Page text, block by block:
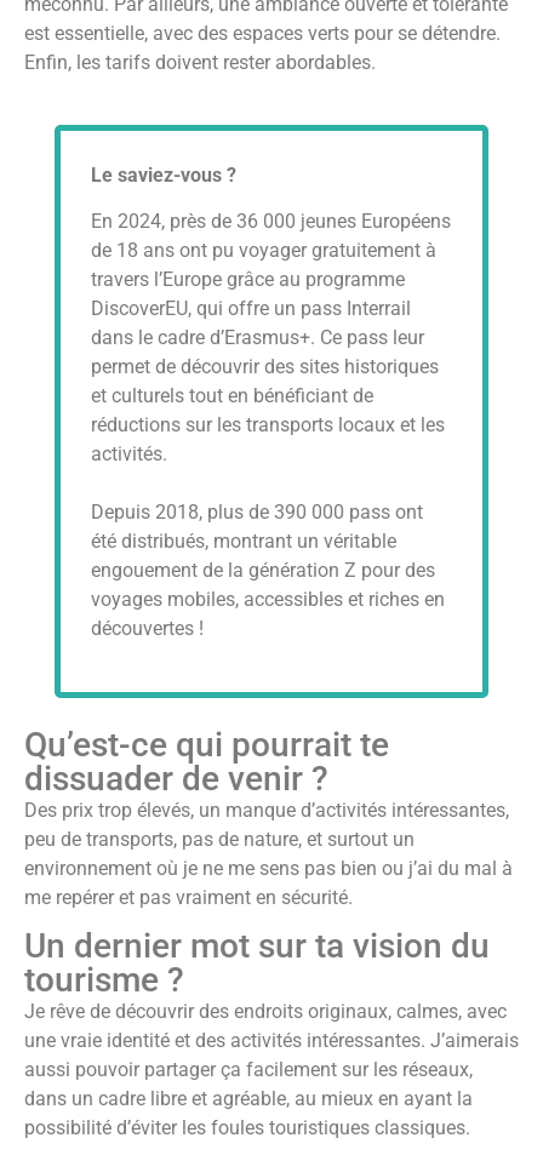
est essentielle, avec des espaces verts pour se détendre.
Enfin, les tarifs doivent rester abordables.
Le saviez-vous ?
En 2024, près de 36 000 jeunes Européens
de 18 ans ont pu voyager gratuitement à
travers l’Europe grâce au programme
DiscoverEU, qui offre un pass Interrail
dans le cadre d’Erasmus+. Ce pass leur
permet de découvrir des sites historiques
et culturels tout en bénéficiant de
réductions sur les transports locaux et les
activités.
Depuis 2018, plus de 390 000 pass ont
été distribués, montrant un véritable
engouement de la génération Z pour des
voyages mobiles, accessibles et riches en
découvertes !
Qu’est-ce qui pourrait te
dissuader de venir ?
Des prix trop élevés, un manque d’activités intéressantes,
peu de transports, pas de nature, et surtout un
environnement où je ne me sens pas bien ou j’ai du mal à
me repérer et pas vraiment en sécurité.
Un dernier mot sur ta vision du
tourisme ?
Je rêve de découvrir des endroits originaux, calmes, avec
une vraie identité et des activités intéressantes. J’aimerais
aussi pouvoir partager ça facilement sur les réseaux,
dans un cadre libre et agréable, au mieux en ayant la
possibilité d’éviter les foules touristiques classiques.